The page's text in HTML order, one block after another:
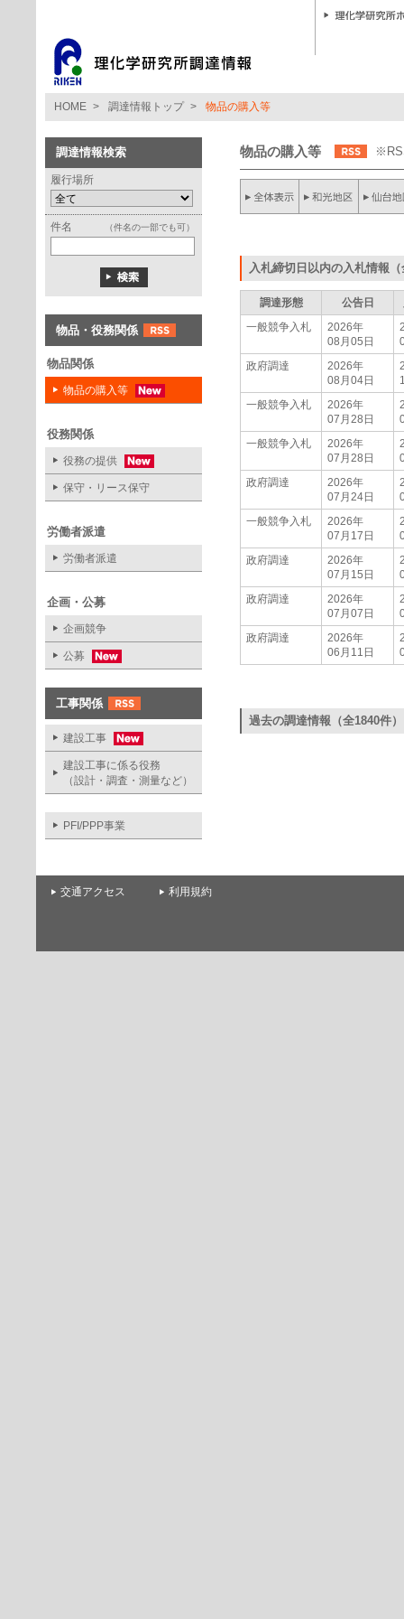
HOME > 調達情報トップ > 物品の購入等
調達情報検索
履行場所
件名 （件名の一部でも可）
物品・役務関係
物品関係
物品の購入等
役務関係
役務の提供
保守・リース保守
労働者派遣
労働者派遣
企画・公募
企画競争
公募
工事関係
建設工事
建設工事に係る役務
（設計・調査・測量など）
PFI/PPP事業
物品の購入等
入札締切日以内の入札情報
調達形態 公告日
一般競争入札
2026年
08月05日
政府調達
2026年
08月04日
一般競争入札
2026年
07月28日
一般競争入札
2026年
07月28日
政府調達
2026年
07月24日
一般競争入札
2026年
07月17日
政府調達
2026年
07月15日
政府調達
2026年
07月07日
政府調達
2026年
06月11日
過去の調達情報（全1840件）
交通アクセス 利用規約